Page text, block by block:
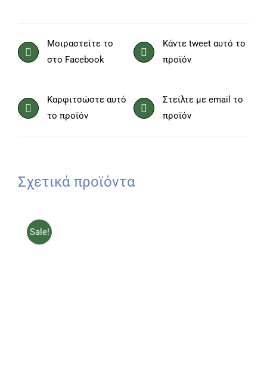
Μοιραστείτε το
στο Facebook
Κάντε tweet αυτό το
προϊόν
Καρφιτσώστε αυτό
το προϊόν
Στείλτε με email το
προϊόν
Σχετικά προϊόντα
Sale!